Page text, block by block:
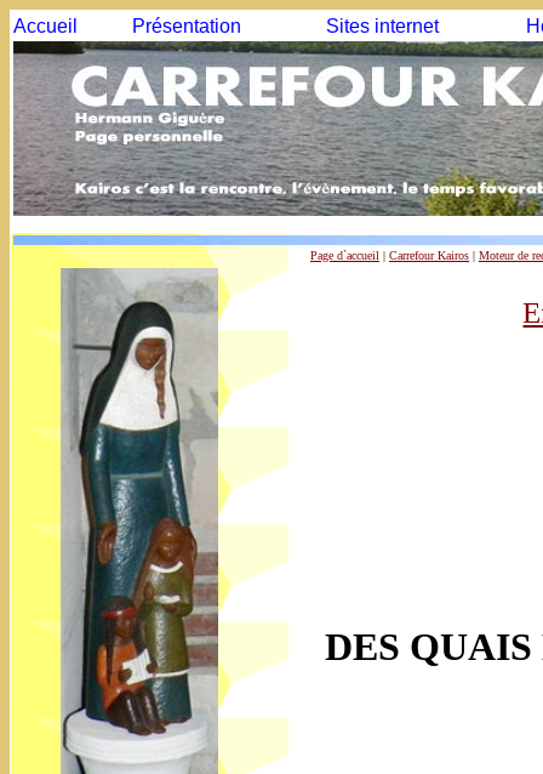
Accueil Présentation Sites internet
Page d`accueil | Carrefour Kairos | Moteur de
DES